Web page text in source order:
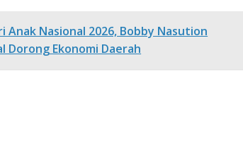
Anak Nasional 2026, Bobby Nasution
Dorong Ekonomi Daerah